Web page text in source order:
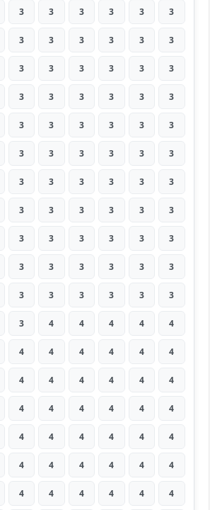
3 3 3 3 3 3
3 3 3 3 3 3
3 3 3 3 3 3
3 3 3 3 3 3
3 3 3 3 3 3
3 3 3 3 3 3
3 3 3 3 3 3
3 3 3 3 3 3
3 3 3 3 3 3
3 3 3 3 3 3
3 3 3 3 3 3
3 4 4 4 4 4
4 4 4 4 4 4
4 4 4 4 4 4
4 4 4 4 4 4
4 4 4 4 4 4
4 4 4 4 4 4
4 4 4 4 4 4